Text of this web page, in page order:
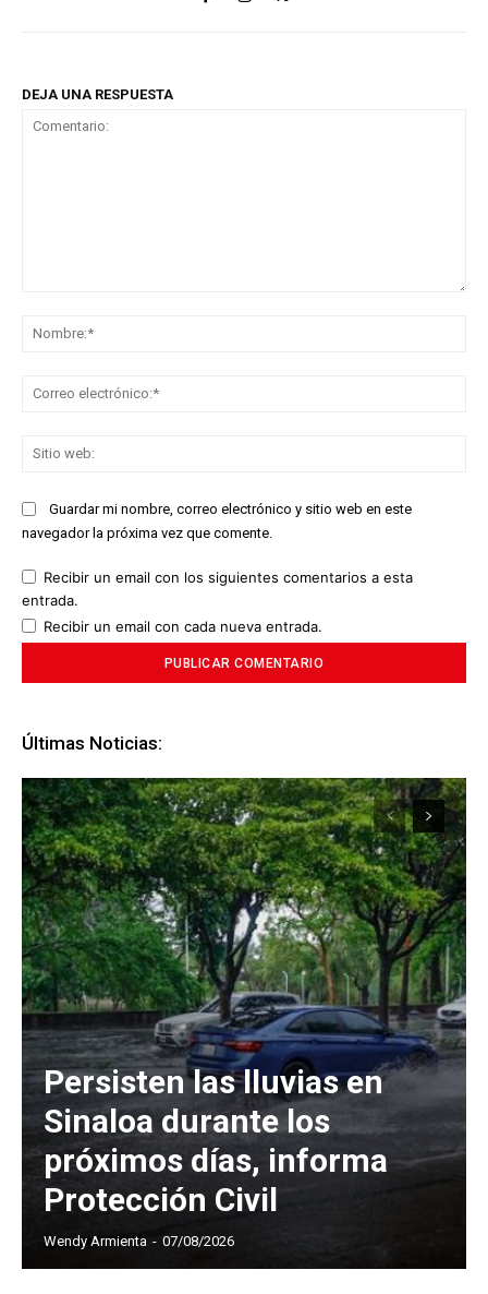
DEJA UNA RESPUESTA
Guardar mi nombre, correo electrónico y sitio web en este
navegador la próxima vez que comente.
Recibir un email con los siguientes comentarios a esta
entrada.
Recibir un email con cada nueva entrada.
Últimas Noticias:
Persisten las lluvias en
Sinaloa durante los
próximos días, informa
Protección Civil
Wendy Armienta - 07/08/2026